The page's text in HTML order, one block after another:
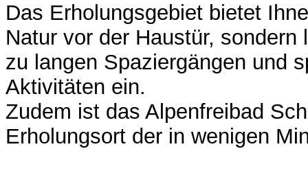
Das Erholungsgebiet bietet
Natur vor der Haustür, sondern
zu langen Spaziergängen und
Aktivitäten ein.
Zudem ist das Alpenfreibad
Erholungsort der in wenigen